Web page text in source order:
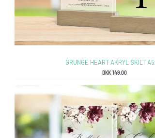
GRUNGE HEART AKRYL SKILT
DKK149.00